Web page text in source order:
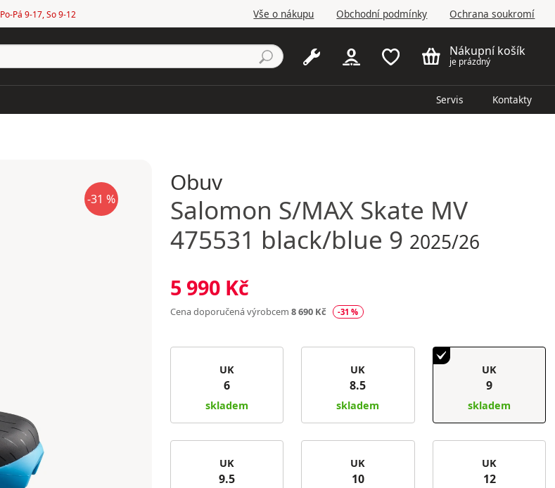
Po-Pá 9-17, So 9-12 Vše o nákupu Obchodní podmínky Ochrana soukromí
Nákupní košík
je prázdný
Servis Kontakty
-31 %
Obuv
Salomon S/MAX Skate MV
475531 black/blue 9 2025/26
5 990 Kč
Cena doporučená výrobcem 8 690 Kč -31 %
UK
6
skladem
UK
8.5
skladem
UK
9
skladem
UK
9.5
UK
10
UK
12